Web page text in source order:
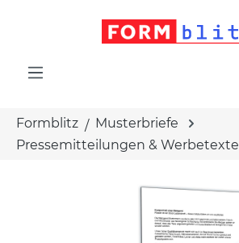
Formblitz
Musterbriefe
Pressemitteilungen & Werbetexte